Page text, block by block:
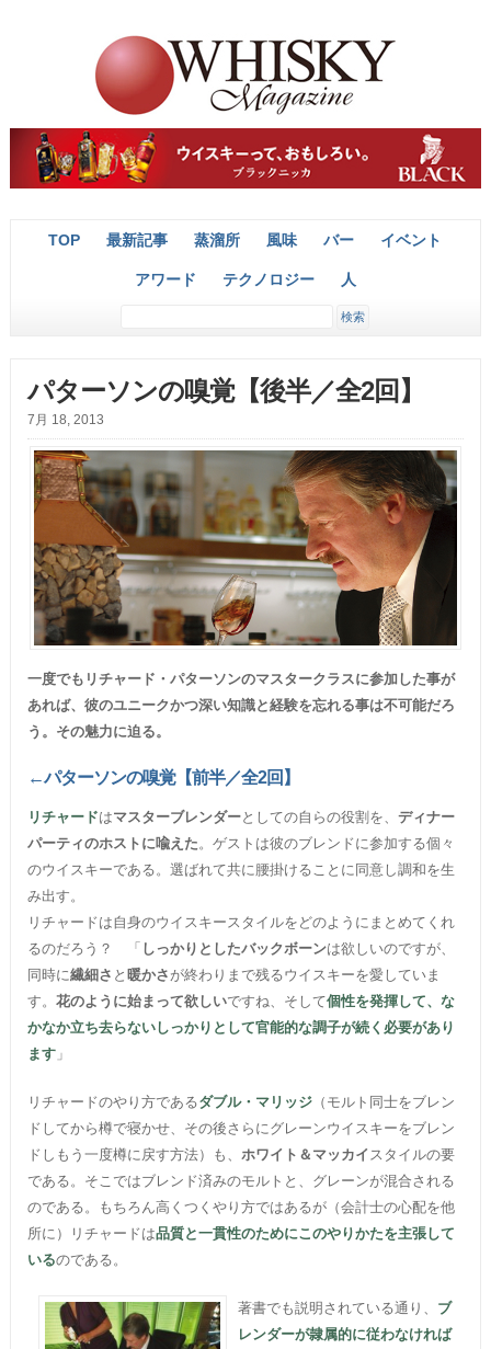
TOP 最新記事 蒸溜所 風味 バー イベント
アワード テクノロジー 人
パターソンの嗅覚【後半／全2回】
7月 18, 2013
一度でもリチャード・パターソンのマスタークラスに参加した事が
あれば、彼のユニークかつ深い知識と経験を忘れる事は不可能だろ
う。その魅力に迫る。
←パターソンの嗅覚【前半／全2回】
リチャードはマスターブレンダーとしての自らの役割を、 ディナー
パーティのホストに喩えた 。ゲストは彼のブレンドに参加する個々
のウイスキーである。選ばれて共に腰掛けることに同意し調和を生
み出す。
リチャードは自身のウイスキースタイルをどのようにまとめてくれ
るのだろう？ 「 しっかりとしたバックボーンは欲しいのですが、
同時に繊細さ と 暖かさ が終わりまで残るウイスキーを愛していま
す。 花のように始まって欲しいですね、そして個性を発揮して、な
かなか立ち去らないしっかりとして官能的な調子が続く必要があり
ます」
リチャードのやり方であるダブル・マリッジ（モルト同士をブレン
ドしてから樽で寝かせ、その後さらにグレーンウイスキーをブレン
ドしもう一度樽に戻す方法）も、 ホワイト＆マッカイ スタイルの要
である。そこではブレンド済みのモルトと、グレーンが混合される
のである。もちろん高くつくやり方ではあるが（会計士の心配を他
所に）リチャードは品質と一貫性のためにこのやりかたを主張して
いるのである。
著書でも説明されている通り、 ブ
レンダーが隷属的に従わなければ